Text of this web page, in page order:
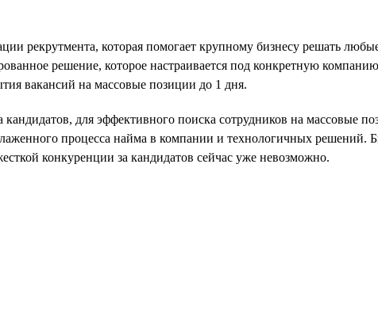
рекрутмента, которая помогает крупному бизнесу решать
решение, которое настраивается под конкретную
вакансий на массовые позиции до 1 дня.
для эффективного поиска сотрудников на массовые
процесса найма в компании и технологичных решений.
конкуренции за кандидатов сейчас уже невозможно.